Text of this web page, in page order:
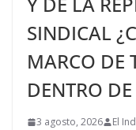
SINDICAL
MARCO DE
DENTRO
3 agosto, 2026 El